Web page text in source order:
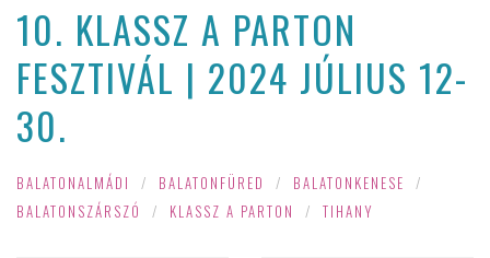
10. KLASSZ A PARTON
FESZTIVÁL | 2024 JÚLIUS 12-
30.
BALATONALMÁDI / BALATONFÜRED / BALATONKENESE
/
BALATONSZÁRSZÓ
/ KLASSZ A PARTON / TIHANY